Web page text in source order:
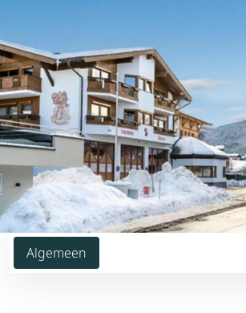
Bezienswaardigheden
Tips
Algemeen